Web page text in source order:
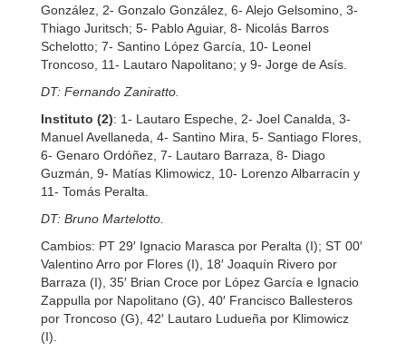
González, 2- Gonzalo González, 6- Alejo Gelsomino, 3-
Thiago Juritsch; 5- Pablo Aguiar, 8- Nicolás Barros
Schelotto; 7- Santino López García, 10- Leonel
Troncoso, 11- Lautaro Napolitano; y 9- Jorge de Asís.
DT: Fernando Zaniratto.
Instituto (2): 1- Lautaro Espeche, 2- Joel Canalda, 3-
Manuel Avellaneda, 4- Santino Mira, 5- Santiago Flores,
6- Genaro Ordóñez, 7- Lautaro Barraza, 8- Diago
Guzmán, 9- Matías Klimowicz, 10- Lorenzo Albarracín y
11- Tomás Peralta.
DT: Bruno Martelotto.
Cambios: PT 29′ Ignacio Marasca por Peralta (I); ST 00′
Valentino Arro por Flores (I), 18′ Joaquín Rivero por
Barraza (I), 35′ Brian Croce por López García e Ignacio
Zappulla por Napolitano (G), 40′ Francisco Ballesteros
por Troncoso (G), 42′ Lautaro Ludueña por Klimowicz
(I).